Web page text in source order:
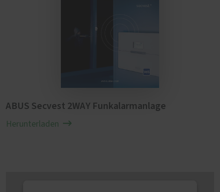
ABUS Secvest 2WAY Funkalarmanlage
Herunterladen